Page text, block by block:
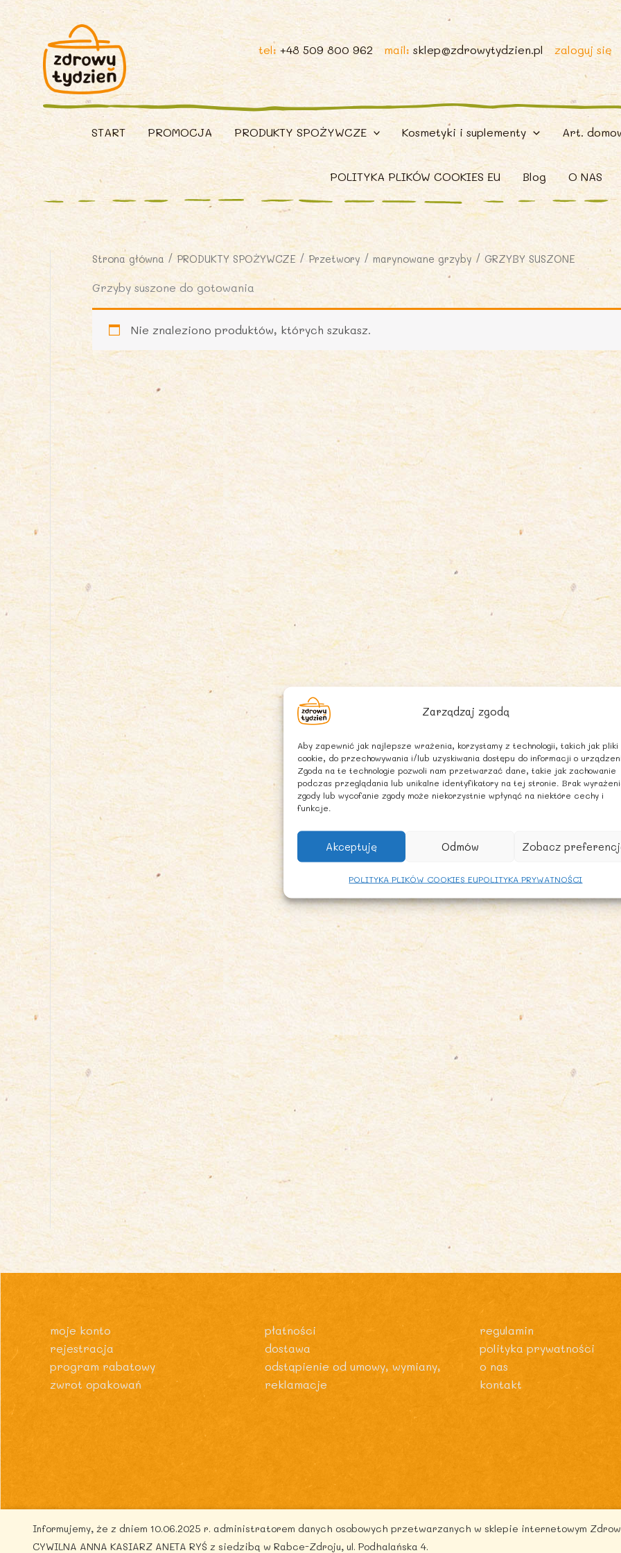
Zarządzaj zgodą
Aby zapewnić jak najlepsze wrażenia, korzystamy z technologii, takich jak pliki
cookie, do przechowywania i/lub uzyskiwania dostępu do informacji o
Zgoda na te technologie pozwoli nam przetwarzać dane, takie jak zachowanie
podczas przeglądania lub unikalne identyfikatory na tej stronie. Brak
zgody lub wycofanie zgody może niekorzystnie wpłynąć na niektóre cechy i
funkcje.
Akceptuję Odmów Zobacz
POLITYKA PLIKÓW COOKIES EUPOLITYKA PRYWATNOŚCI
tel: +48 509 800 962 mail: sklep@zdrowytydzien.pl zaloguj się
START PROMOCJA PRODUKTY SPOŻYWCZE Kosmetyki i suplementy Art.
POLITYKA PLIKÓW COOKIES EU Blog O NAS
Strona główna / PRODUKTY SPOŻYWCZE / Przetwory / marynowane grzyby / GRZYBY SUSZONE
Grzyby suszone do gotowania
Nie znaleziono produktów, których szukasz.
moje konto
rejestracja
program rabatowy
zwrot opakowań
płatności
dostawa
odstąpienie od umowy, wymiany,
reklamacje
regulamin
polityka prywatności
o nas
kontakt
Copyright © 2026 zdrowytydzien.pl | Powered by
Informujemy, że z dniem 10.06.2025 r. administratorem danych osobowych przetwarzanych w sklepie internetowym Zdrowy
CYWILNA ANNA KASIARZ ANETA RYŚ z siedzibą w Rabce-Zdroju, ul. Podhalańska 4.